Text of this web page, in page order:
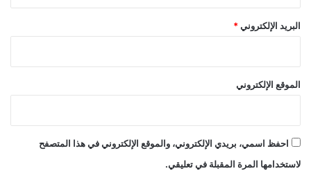
البريد الإلكتروني *
الموقع الإلكتروني
احفظ اسمي، بريدي الإلكتروني، والموقع الإلكتروني في هذا المتصفح
لاستخدامها المرة المقبلة في تعليقي.